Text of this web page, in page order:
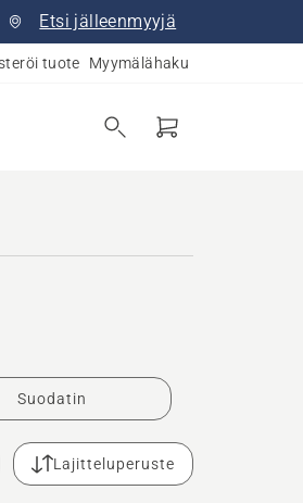
Etsi jälleenmyyjä
tuote Myymälähaku
Suodatin
Lajitteluperuste